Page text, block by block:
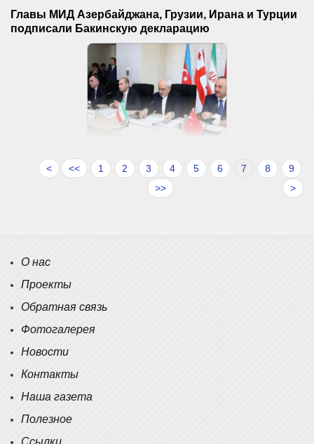
Главы МИД Азербайджана, Грузии, Ирана и Турции
подписали Бакинскую декларацию
<<
< 1 2 3 4 5 6 7 8
9
>
>>
О нас
Проекты
Обратная связь
Фотогалерея
Новости
Контакты
Наша газета
Полезное
Ссылки